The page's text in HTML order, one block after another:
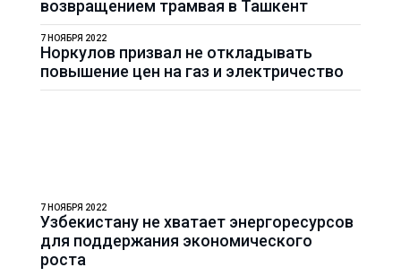
возвращением трамвая в Ташкент
Норкулов призвал не откладывать
повышение цен на газ и электричество
7 НОЯБРЯ 2022
Узбекистану не хватает энергоресурсов
для поддержания экономического
роста
7 НОЯБРЯ 2022